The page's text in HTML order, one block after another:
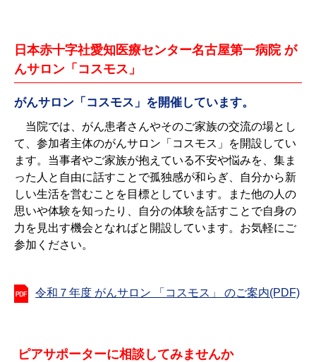
日本赤十字社愛知医療センター名古屋第一病院 が
んサロン「コスモス」
がんサロン「コスモス」を開催しています。
当院では、がん患者さんやそのご家族の交流の場とし
て、参加者主体のがんサロン「コスモス」を開設してい
ます。当事者やご家族が抱えている不安や悩みを、集ま
った人と自由に話すことで孤独感が和らぎ、自分から新
しい生活を営むことを目標としています。また他の人の
思いや体験を知ったり、自分の体験を話すことで自身の
力を見出す機会となればと開設しています。お気軽にご
参加ください。
令和７年度 がんサロン 「コスモス」 のご案内(PDF)
ピアサポーターに相談してみませんか